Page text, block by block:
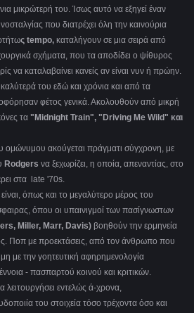
μικρώτερή του. Ίσως αυτό να εξηγεί έναν
που διατρέχει όλη την καινούρια
ς tempo, καταλήγουν σε μια σειρά από
σχήματα, που τα αποδίδει ο ψίθυρος
να καταλαβαίνει κανείς αν είναι νυν ή πρώην.
καλύτερά του εδώ και χρόνια και από τα
φέτος γενικά. Ακολουθούν από μικρή
τα "Midnight Train", "Driving Me Wild" και
ομώνυμου ακούγεται πράγματι σύγχρονη, με
Rodgers να ξεχωρίζει, η οποία, απεναντίας, στο
στα late '70s.
όπως και το μεγαλύτερο μέρος του
όπου οι υπαινιγμοί των πασίγνωστων
Miller, Marr, Davis) βοηθούν την ερμηνεία
Ποπ με προεκτάσεις, από τον άνθρωπο που
με την γοητευτική αφηρημενολογία
- πασπαρτού κοινού και κριτικών.
λειτουργήσει εντελώς ά-χρονα,
του στοιχεία τόσο τρέχοντα όσο και